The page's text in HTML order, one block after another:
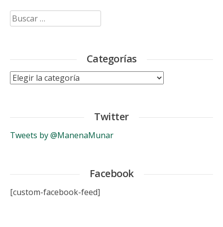
Buscar:
Categorías
Categorías
Twitter
Tweets by @ManenaMunar
Facebook
[custom-facebook-feed]